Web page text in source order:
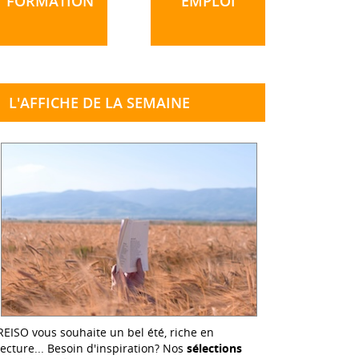
L'AFFICHE DE LA SEMAINE
vous souhaite un bel été, riche en
Besoin d'inspiration? Nos sélections